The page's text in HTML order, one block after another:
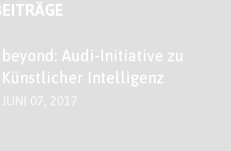
beyond: Audi-Initiative zu
Künstlicher Intelligenz